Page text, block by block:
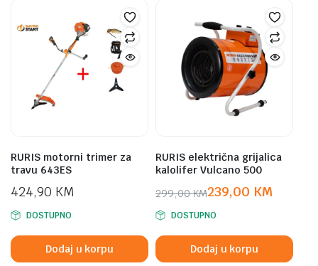
RURIS motorni trimer za
travu 643ES
424,90 KM
DOSTUPNO
Dodaj u korpu
RURIS električna grijalica
kalolifer Vulcano 500
299,00KM
Original
price
was:
299,00 KM.
239,00 KM
Current
price
is:
239,00 KM.
DOSTUPNO
Dodaj u korpu